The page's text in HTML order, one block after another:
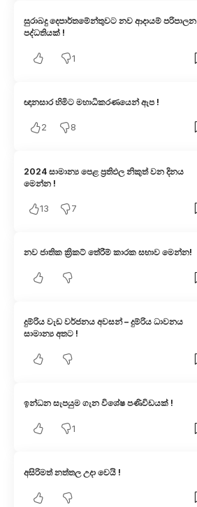
සුරාබදු දෙපාර්තමේන්තුවට නව ආදායම් පරිපාලන
පද්ධතියක් !
1
ඥානසාර හිමිට මහාධිකරණයෙන් ඇප !
2 8
2024 සාමාන්‍ය පෙළ ප්‍රතිඵල නිකුත් වන දිනය
මෙන්න !
13 7
නව ජාතික ක්‍රිකට් තේරීම් කාරක සභාව මෙන්න!
දුම්රිය වැඩ වර්ජනය අවසන් – දුම්රිය ධාවනය
සාමාන්‍ය අතට !
ඉන්ධන සැපයුම ගැන විශේෂ පණිවිඩයක් !
1
අසිරිමත් නත්තල උදා වෙයි !